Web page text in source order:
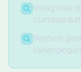
Vraag naar
Verifieer
verlengingen